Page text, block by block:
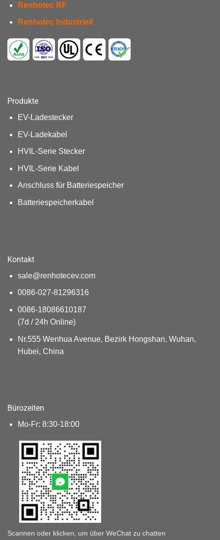
Renhotec RF
Renhotec Industriell
Produkte
EV-Ladestecker
EV-Ladekabel
HVIL-Serie Stecker
HVIL-Serie Kabel
Anschluss für Batteriespeicher
Batteriespeicherkabel
Kontakt
sale@renhotecev.com
0086-027-81296316
0086-18086610187
(7d / 24h Online)
Nr.555 Wenhua Avenue, Bezirk Hongshan, Wuhan,
Hubei, China
Bürozeiten
Mo-Fr: 8:30-18:00
Scannen oder klicken, um über WeChat zu chatten